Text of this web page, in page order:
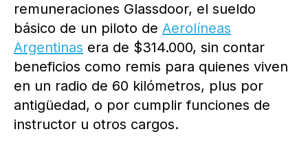
remuneraciones Glassdoor, el sueldo
básico de un piloto de Aerolíneas
Argentinas era de $314.000, sin contar
beneficios como remis para quienes viven
en un radio de 60 kilómetros, plus por
antigüedad, o por cumplir funciones de
instructor u otros cargos.